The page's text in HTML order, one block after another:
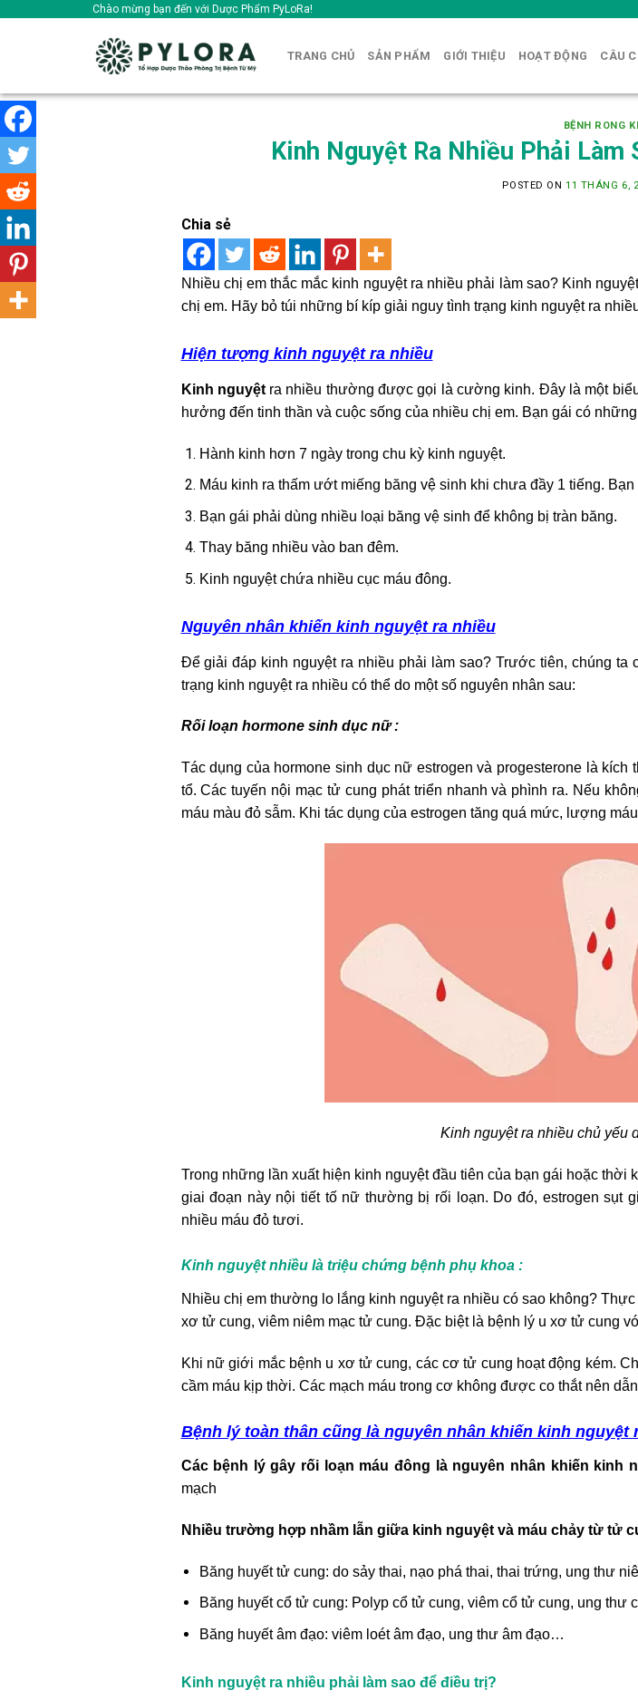
Chào mừng bạn đến với Dược Phẩm PyLoRa!
TRANG CHỦ SẢN PHẨM GIỚI THIỆU HOẠT ĐỘNG CÂU
BỆNH RONG
Kinh Nguyệt Ra Nhiều Phải
POSTED ON 11 THÁNG 6,
Chia sẻ
Nhiều chị em thắc mắc kinh nguyệt ra nhiều phải làm sao? Kinh
chị em. Hãy bỏ túi những bí kíp giải nguy tình trạng kinh nguyệt ra
Hiện tượng kinh nguyệt ra nhiều
Kinh nguyệtra nhiều thường được gọi là cường kinh. Đây là một
hưởng đến tinh thần và cuộc sống của nhiều chị em. Bạn gái có
Hành kinh hơn 7 ngày trong chu kỳ kinh nguyệt.
Máu kinh ra thấm ướt miếng băng vệ sinh khi chưa đầy 1 tiếng.
Bạn gái phải dùng nhiều loại băng vệ sinh để không bị tràn băng.
Thay băng nhiều vào ban đêm.
Kinh nguyệt chứa nhiều cục máu đông.
Nguyên nhân khiến kinh nguyệt ra nhiều
Để giải đáp kinh nguyệt ra nhiều phải làm sao? Trước tiên, chúng
trạng kinh nguyệt ra nhiều có thể do một số nguyên nhân sau:
Rối loạn hormone sinh dục nữ :
Tác dụng của hormone sinh dục nữ estrogen và progesterone là
tổ. Các tuyến nội mạc tử cung phát triển nhanh và phình ra. Nếu
máu màu đỏ sẫm. Khi tác dụng của estrogen tăng quá mức, lượng
Kinh nguyệt ra nhiều chủ yếu
Trong những lần xuất hiện kinh nguyệt đầu tiên của bạn gái hoặc
giai đoạn này nội tiết tố nữ thường bị rối loạn. Do đó, estrogen sụt
nhiều máu đỏ tươi.
Kinh nguyệt nhiều là triệu chứng bệnh phụ khoa :
Nhiều chị em thường lo lắng kinh nguyệt ra nhiều có sao không?
xơ tử cung, viêm niêm mạc tử cung. Đặc biệt là bệnh lý u xơ tử cung
Khi nữ giới mắc bệnh u xơ tử cung, các cơ tử cung hoạt động kém.
cầm máu kịp thời. Các mạch máu trong cơ không được co thắt nên
Bệnh lý toàn thân cũng là nguyên nhân khiến kinh nguyệt
Các bệnh lý gây rối loạn máu đông là nguyên nhân khiến kinh
mạch
Nhiều trường hợp nhầm lẫn giữa kinh nguyệt và máu chảy từ tử
Băng huyết tử cung: do sảy thai, nạo phá thai, thai trứng, ung thư
Băng huyết cổ tử cung: Polyp cổ tử cung, viêm cổ tử cung, ung thư
Băng huyết âm đạo: viêm loét âm đạo, ung thư âm đạo…
Kinh nguyệt ra nhiều phải làm sao để điều trị?